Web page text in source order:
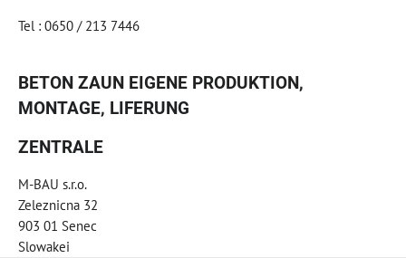
Tel : 0650 / 213 7446
BETON ZAUN EIGENE PRODUKTION,
MONTAGE, LIFERUNG
ZENTRALE
M-BAU s.r.o.
Zeleznicna 32
903 01 Senec
Slowakei